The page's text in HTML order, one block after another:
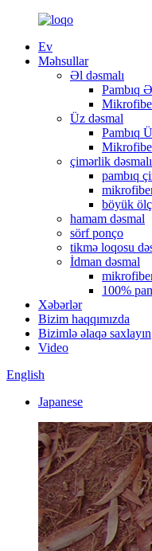
Ev
Məhsullar
Əl dəsmalı
Pambıq
Üz dəsmal
Pambıq
çimərlik dəsmalı
pambıq
böyük
hamam dəsmal
sörf ponço
tikmə loqosu
İdman dəsmal
100%
Xəbərlər
Bizim haqqımızda
Bizimlə əlaqə saxlayın
Video
English
Japanese